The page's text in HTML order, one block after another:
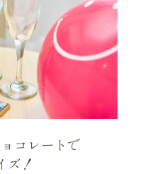
コレートで
ズ！